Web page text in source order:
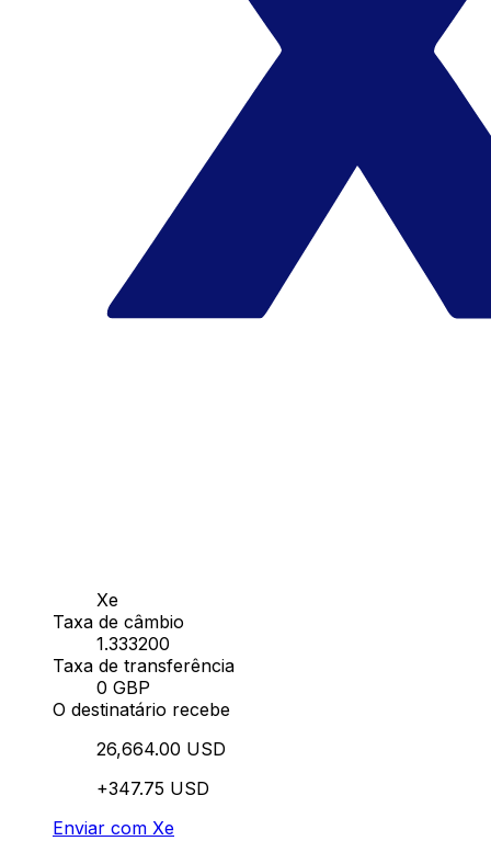
Xe
Taxa de câmbio
1.333200
Taxa de transferência
0 GBP
O destinatário recebe
26,664.00 USD
+347.75 USD
Enviar com Xe